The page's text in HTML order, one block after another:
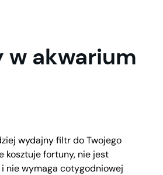
w akwarium
wydajny filtr do Twojego
kosztuje fortuny, nie jest
nie wymaga cotygodniowej